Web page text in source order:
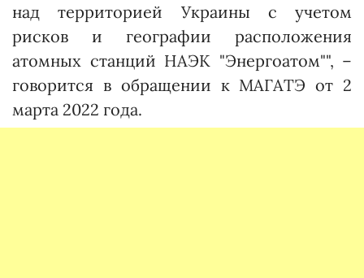
над территорией Украины с учетом
рисков и географии расположения
атомных станций НАЭК "Энергоатом"", –
говорится в обращении к МАГАТЭ от 2
марта 2022 года.